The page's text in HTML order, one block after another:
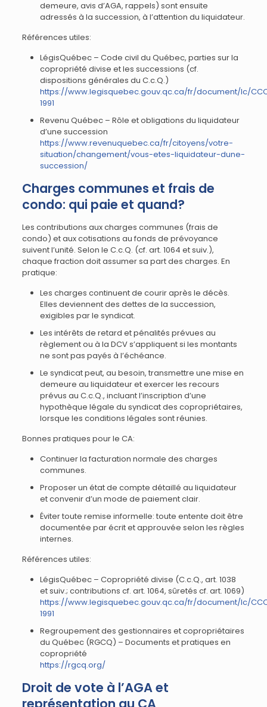
demeure, avis d’AGA, rappels) sont ensuite
adressés à la succession, à l’attention du liquidateur.
Références utiles:
LégisQuébec – Code civil du Québec, parties sur la
copropriété divise et les successions (cf.
dispositions générales du C.c.Q.)
https://www.legisquebec.gouv.qc.ca/fr/document/lc/
1991
Revenu Québec – Rôle et obligations du liquidateur
d’une succession
https://www.revenuquebec.ca/fr/citoyens/votre-
situation/changement/vous-etes-liquidateur-dune-
succession/
Charges communes et frais de
condo: qui paie et quand?
Les contributions aux charges communes (frais de
condo) et aux cotisations au fonds de prévoyance
suivent l’unité. Selon le C.c.Q. (cf. art. 1064 et suiv.),
chaque fraction doit assumer sa part des charges. En
pratique:
Les charges continuent de courir après le décès.
Elles deviennent des dettes de la succession,
exigibles par le syndicat.
Les intérêts de retard et pénalités prévues au
règlement ou à la DCV s’appliquent si les montants
ne sont pas payés à l’échéance.
Le syndicat peut, au besoin, transmettre une mise en
demeure au liquidateur et exercer les recours
prévus au C.c.Q., incluant l’inscription d’une
hypothèque légale du syndicat des copropriétaires,
lorsque les conditions légales sont réunies.
Bonnes pratiques pour le CA:
Continuer la facturation normale des charges
communes.
Proposer un état de compte détaillé au liquidateur
et convenir d’un mode de paiement clair.
Éviter toute remise informelle: toute entente doit être
documentée par écrit et approuvée selon les règles
internes.
Références utiles:
LégisQuébec – Copropriété divise (C.c.Q., art. 1038
et suiv.; contributions cf. art. 1064, sûretés cf. art. 1069)
https://www.legisquebec.gouv.qc.ca/fr/document/lc/
1991
Regroupement des gestionnaires et copropriétaires
du Québec (RGCQ) – Documents et pratiques en
copropriété
https://rgcq.org/
Droit de vote à l’AGA et